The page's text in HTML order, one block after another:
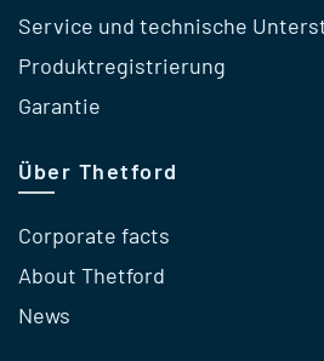
Service und technische
Produktregistrierung
Garantie
Über Thetford
Corporate facts
About Thetford
News